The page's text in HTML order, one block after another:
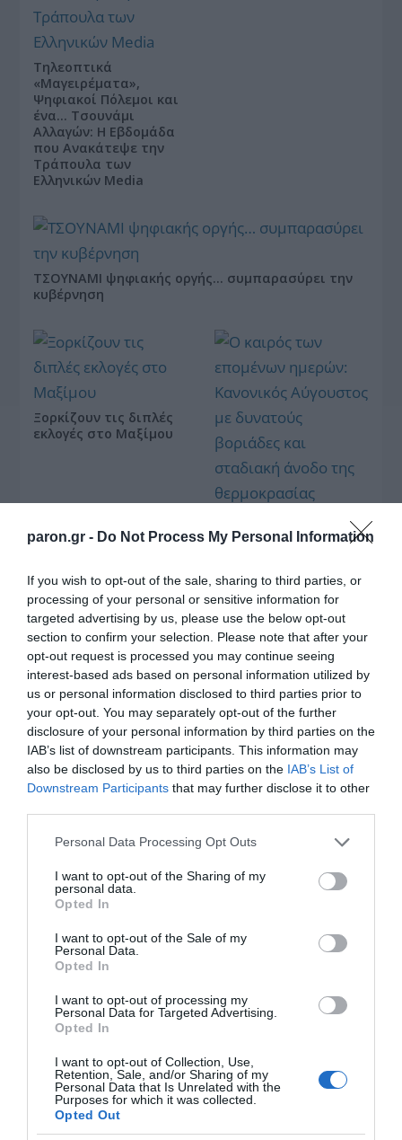
paron.gr - Do Not Process My Personal Information
If you wish to opt-out of the sale, sharing to third parties, or
processing of your personal or sensitive information for
targeted advertising by us, please use the below opt-out
section to confirm your selection. Please note that after your
opt-out request is processed you may continue seeing
interest-based ads based on personal information utilized by
us or personal information disclosed to third parties prior to
your opt-out. You may separately opt-out of the further
disclosure of your personal information by third parties on the
IAB’s list of downstream participants. This information may
also be disclosed by us to third parties on the IAB’s List of
Downstream Participants that may further disclose it to other
Please note that this website/app uses one or more Google
not limited to your visit or usage behaviour. You may click to
grant or deny consent to Google and its third-party tags to
use your data for below specified purposes in below Google
consent section.
Personal Data Processing Opt Outs
I want to opt-out of the Sharing of my
personal data.
Opted In
I want to opt-out of the Sale of my
Personal Data.
Opted In
I want to opt-out of processing my
Personal Data for Targeted Advertising.
Opted In
I want to opt-out of Collection, Use,
Retention, Sale, and/or Sharing of my
Personal Data that Is Unrelated with the
Purposes for which it was collected.
Opted Out
Τηλεοπτικά
«Μαγειρέματα»,
Ψηφιακοί Πόλεμοι και
ένα… Τσουνάμι
Αλλαγών: Η Εβδομάδα
που Ανακάτεψε την
Τράπουλα των
Ελληνικών Media
ΤΣΟΥΝΑΜΙ ψηφιακής οργής… συμπαρασύρει την
κυβέρνηση
Ξορκίζουν τις διπλές
εκλογές στο Μαξίμου
επομένων ημερών:
Κανονικός Αύγουστος
και σταδιακή άνοδο
της θερμοκρασίας
Κοινοποιήστε:
Facebook
X
LinkedIn
Tags: ΠΑΣΟΚ - ΚΙΝΗΜΑ ΑΛΛΑΓΗΣ, ΠΟΛΙΤΙΚΗ,
ΣΤΕΦΑΝΟΣ ΠΑΡΑΣΤΑΤΙΔΗΣ
Η διαφθορά απειλεί και τη… ζωή μας
Έκπληκτη, η κοινή γνώμη παρακολουθεί τις
τελευταίες μέρες την αποκάλυψη της κο­μπίνας
με τα…